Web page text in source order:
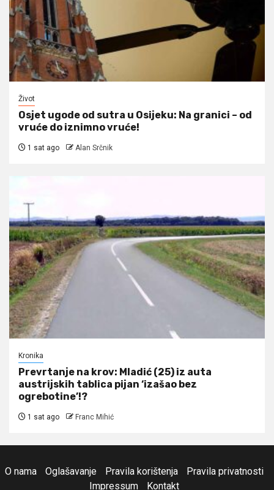
Život
Osjet ugode od sutra u Osijeku: Na granici – od
vruće do iznimno vruće!
1 sat ago Alan Srčnik
Kronika
Prevrtanje na krov: Mladić (25) iz auta
austrijskih tablica pijan ‘izašao bez
ogrebotine’!?
1 sat ago Franc Mihić
O nama Oglašavanje Pravila korištenja
Pravila privatnosti
Impressum
Kontakt